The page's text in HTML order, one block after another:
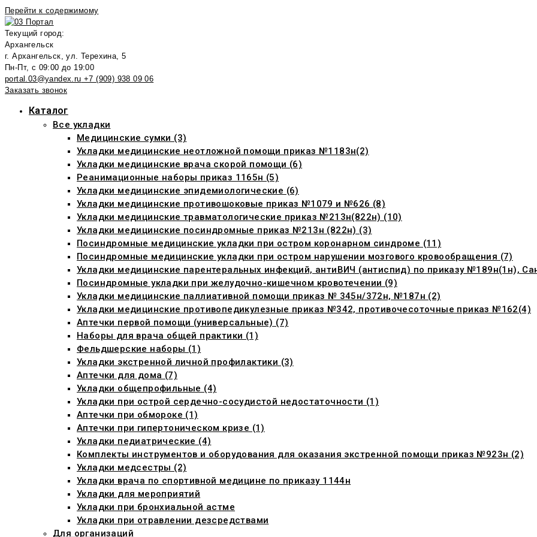
Перейти к содержимому
Текущий город:
Архангельск
г. Архангельск, ул. Терехина, 5
Пн-Пт, с 09:00 до 19:00
portal.03@yandex.ru +7 (909) 938 09 06
Заказать звонок
Каталог
Все укладки
Медицинские сумки (3)
Укладки медицинские неотложной помощи приказ №1183н(2)
Укладки медицинские врача скорой помощи (6)
Реанимационные наборы приказ 1165н (5)
Укладки медицинские эпидемиологические (6)
Укладки медицинские противошоковые приказ №1079 и №626 (8)
Укладки медицинские травматологические приказ №213н(822н) (10)
Укладки медицинские посиндромные приказ №213н (822н) (3)
Посиндромные медицинские укладки при остром коронарном синдроме (11)
Посиндромные медицинские укладки при остром нарушении мозгового кровообращения (7)
Укладки медицинские парентеральных инфекций, антиВИЧ (антиспид) по приказу №189н(1н),
Посиндромные укладки при желудочно-кишечном кровотечении (9)
Укладки медицинские паллиативной помощи приказ № 345н/372н, №187н (2)
Укладки медицинские противопедикулезные приказ №342, противочесоточные приказ №162(4)
Аптечки первой помощи (универсальные) (7)
Наборы для врача общей практики (1)
Фельдшерские наборы (1)
Укладки экстренной личной профилактики (3)
Аптечки для дома (7)
Укладки общепрофильные (4)
Укладки при острой сердечно-сосудистой недостаточности (1)
Аптечки при обмороке (1)
Аптечки при гипертоническом кризе (1)
Укладки педиатрические (4)
Комплекты инструментов и оборудования для оказания экстренной помощи приказ №923н (2)
Укладки медсестры (2)
Укладки врача по спортивной медицине по приказу 1144н
Укладки для мероприятий
Укладки при бронхиальной астме
Укладки при отравлении дезсредствами
Для организаций